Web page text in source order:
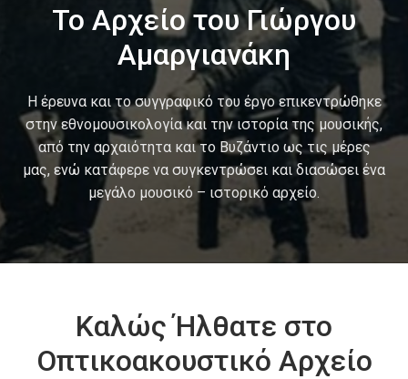
Το Αρχείο του Γιώργου
Αμαργιανάκη
Η έρευνα και το συγγραφικό του έργο επικεντρώθηκε
στην εθνομουσικολογία και την ιστορία της μουσικής,
από την αρχαιότητα και το Βυζάντιο ως τις μέρες
μας, ενώ κατάφερε να συγκεντρώσει και διασώσει ένα
μεγάλο μουσικό – ιστορικό αρχείο.
Καλώς Ήλθατε στο
Οπτικοακουστικό Αρχείο